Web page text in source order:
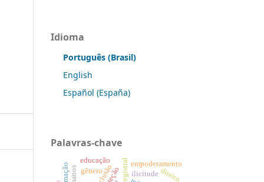
Idioma
Português (Brasil)
English
Español (España)
Palavras-chave
ilicitude
empoderamento
inclusão
educação
gênero direito